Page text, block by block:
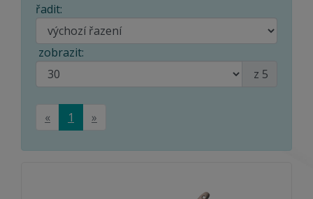
řadit:
zobrazit:
z 5
« 1 »